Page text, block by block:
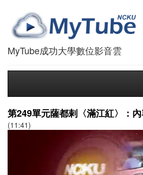
MyTube成功大學數位影音雲
第249單元薩都剌〈滿江紅〉：
(11:41)